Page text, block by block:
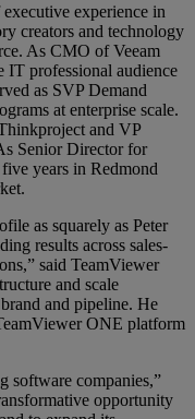
experience in
creators and technology
As CMO of Veeam
professional audience
as SVP Demand
at enterprise scale.
and VP
Senior Director for
years in Redmond
as squarely as Peter
results across sales-
said TeamViewer
and scale
and pipeline. He
ONE platform
software companies,”
opportunity